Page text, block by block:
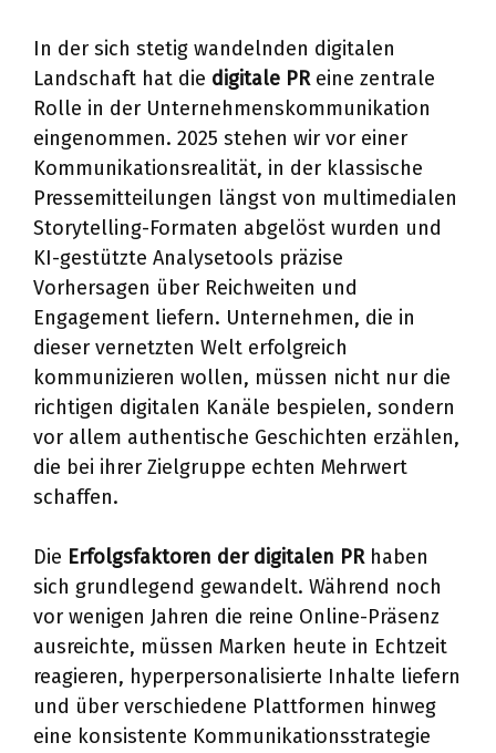
In der sich stetig wandelnden digitalen
Landschaft hat die digitale PReine zentrale
Rolle in der Unternehmenskommunikation
eingenommen. 2025 stehen wir vor einer
Kommunikationsrealität, in der klassische
Pressemitteilungen längst von multimedialen
Storytelling-Formaten abgelöst wurden und
KI-gestützte Analysetools präzise
Vorhersagen über Reichweiten und
Engagement liefern. Unternehmen, die in
dieser vernetzten Welt erfolgreich
kommunizieren wollen, müssen nicht nur die
richtigen digitalen Kanäle bespielen, sondern
vor allem authentische Geschichten erzählen,
die bei ihrer Zielgruppe echten Mehrwert
schaffen.
Die Erfolgsfaktoren der digitalen PRhaben
sich grundlegend gewandelt. Während noch
vor wenigen Jahren die reine Online-Präsenz
ausreichte, müssen Marken heute in Echtzeit
reagieren, hyperpersonalisierte Inhalte liefern
und über verschiedene Plattformen hinweg
eine konsistente Kommunikationsstrategie